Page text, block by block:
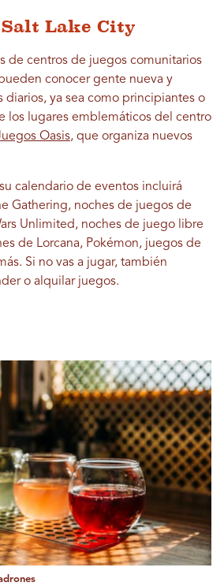
Salt Lake City
de centros de juegos comunitarios
conocer gente nueva y
diarios, ya sea como principiantes o
los lugares emblemáticos del centro
Oasis, que organiza nuevos
calendario de eventos incluirá
Gathering, noches de juegos de
Unlimited, noches de juego libre
de Lorcana, Pokémon, juegos de
Si no vas a jugar, también
o alquilar juegos.